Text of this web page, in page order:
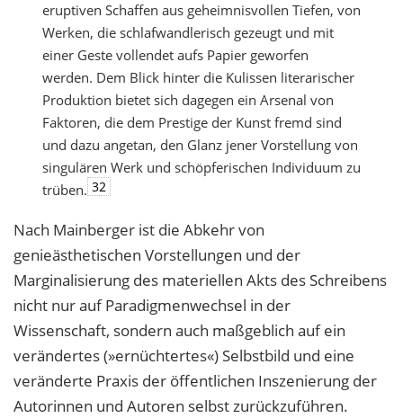
eruptiven Schaffen aus geheimnisvollen Tiefen, von
Werken, die schlafwandlerisch gezeugt und mit
einer Geste vollendet aufs Papier geworfen
werden. Dem Blick hinter die Kulissen literarischer
Produktion bietet sich dagegen ein Arsenal von
Faktoren, die dem Prestige der Kunst fremd sind
und dazu angetan, den Glanz jener Vorstellung von
singulären Werk und schöpferischen Individuum zu
trüben. 32
Nach Mainberger ist die Abkehr von
genieästhetischen Vorstellungen und der
Marginalisierung des materiellen Akts des Schreibens
nicht nur auf Paradigmenwechsel in der
Wissenschaft, sondern auch maßgeblich auf ein
verändertes (»ernüchtertes«) Selbstbild und eine
veränderte Praxis der öffentlichen Inszenierung der
Autorinnen und Autoren selbst zurückzuführen.